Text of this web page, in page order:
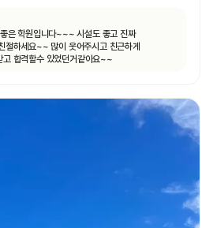
은 학원입니다~~~ 시설도 좋고 진짜
절하세요~~ 많이 웃어주시고 친근하게
고 합격할수 있었던거같아요~~